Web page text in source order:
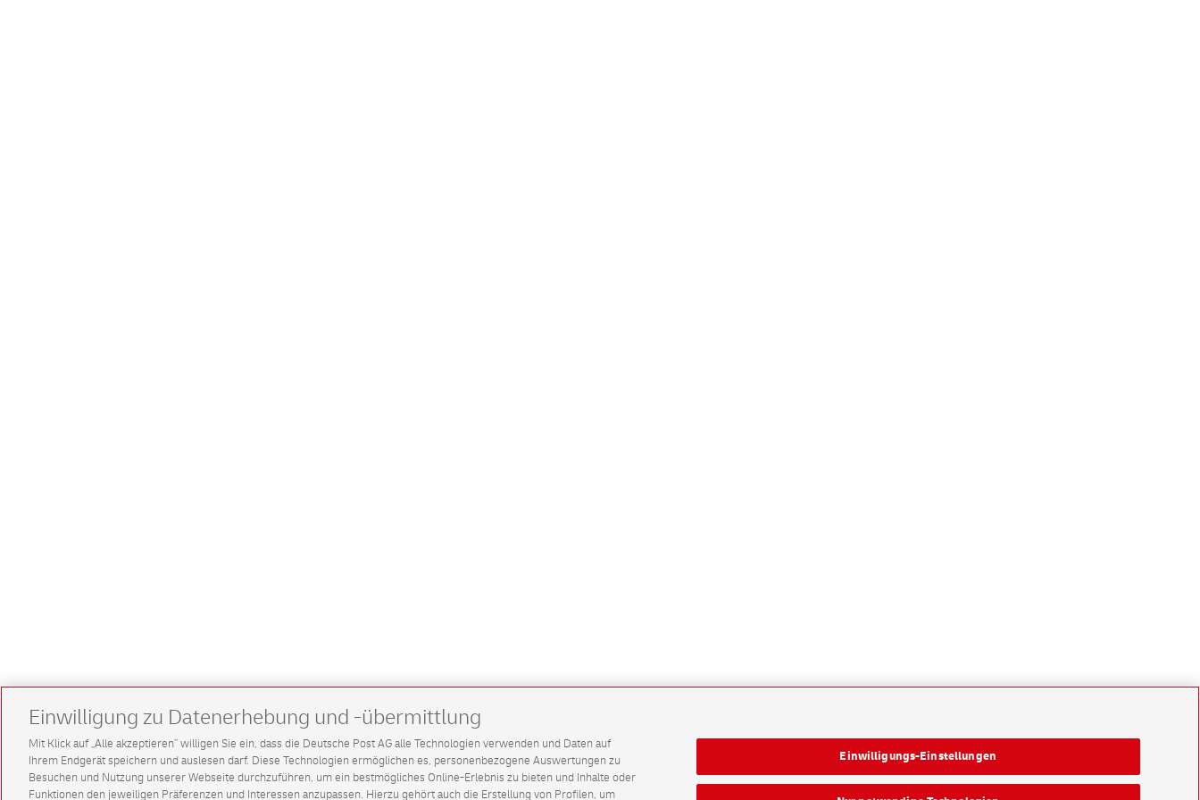
Einwilligung zu Datenerhebung und -übermittlung
Mit Klick auf „Alle akzeptieren” willigen Sie ein, dass die Deutsche Post AG alle Technologien verwenden und Daten auf
Ihrem Endgerät speichern und auslesen darf. Diese Technologien ermöglichen es, personenbezogene Auswertungen zu
Besuchen und Nutzung unserer Webseite durchzuführen, um ein bestmögliches Online-Erlebnis zu bieten und Inhalte oder
Funktionen den jeweiligen Präferenzen und Interessen anzupassen. Hierzu gehört auch die Erstellung von Profilen, um
Einwilligungs-Einstellungen